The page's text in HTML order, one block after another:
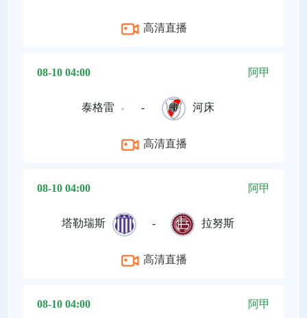
高清直播
08-10 04:00 阿甲
泰格雷 - 河床
高清直播
08-10 04:00 阿甲
塔勒瑞斯 - 拉努斯
高清直播
08-10 04:00 阿甲